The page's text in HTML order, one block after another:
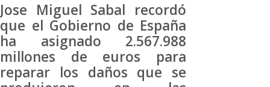
Jose Miguel Sabal recordó
que el Gobierno de España
ha asignado 2.567.988
millones de euros para
reparar los daños que se